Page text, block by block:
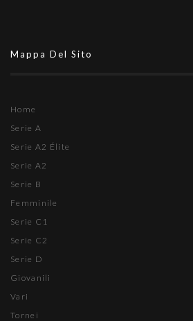
Mappa Del Sito
Home
Serie A
Serie A2 Élite
Serie A2
Serie B
Femminile
Serie C1
Serie C2
Serie D
Giovanili
Vari
Tornei